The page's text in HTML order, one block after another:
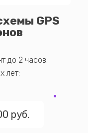
GPS
до 2 часов;
лет;
руб.